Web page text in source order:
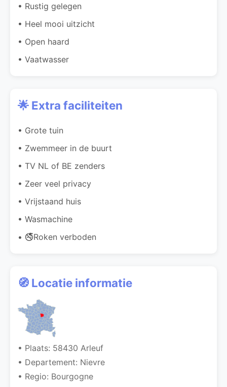
• Rustig gelegen
• Heel mooi uitzicht
• Open haard
• Vaatwasser
🌟 Extra faciliteiten
• Grote tuin
• Zwemmeer in de buurt
• TV NL of BE zenders
• Zeer veel privacy
• Vrijstaand huis
• Wasmachine
• 🚭Roken verboden
🧭 Locatie informatie
• Plaats: 58430 Arleuf
• Departement: Nievre
• Regio: Bourgogne